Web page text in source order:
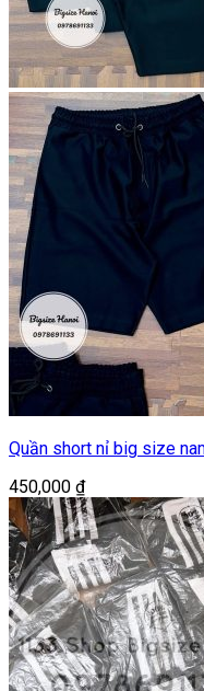
Quần short nỉ big size
450,000 ₫